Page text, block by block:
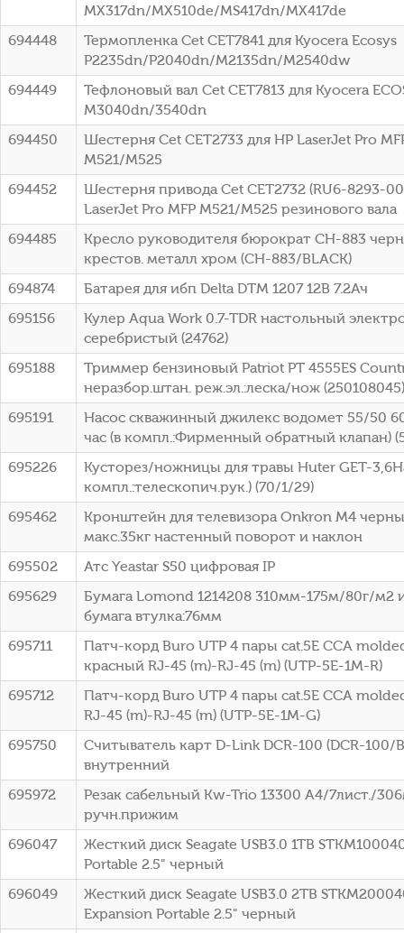
MX317dn/MX510de/MS417dn/MX417de
694448
Термопленка Cet CET7841 для Kyocera Ecosys
P2235dn/P2040dn/M2135dn/M2540dw
694449
Тефлоновый вал Cet CET7813 для Kyocera
M3040dn/3540dn
694450
Шестерня Cet CET2733 для HP LaserJet Pro
M521/M525
694452
Шестерня привода Cet CET2732 (RU6-8293-
LaserJet Pro MFP M521/M525 резинового вала
694485
Кресло руководителя бюрократ CH-883
крестов. металл хром (CH-883/BLACK)
694874
Батарея для ибп Delta DTM 1207 12В 7.2Ач
695156
Кулер Aqua Work 0.7-TDR настольный
серебристый (24762)
695188
Триммер бензиновый Patriot PT 4555ES
неразбор.штан. реж.эл.:леска/нож (250108045)
695191
Насос скважинный джилекс водомет 55/50
час (в компл.:Фирменный обратный клапан)
695226
Кусторез/ножницы для травы Huter GET-
компл.:телескопич.рук.) (70/1/29)
695462
Кронштейн для телевизора Onkron M4
макс.35кг настенный поворот и наклон
695502
Атс Yeastar S50 цифровая IP
695629
Бумага Lomond 1214208 310мм-175м/80г/м2
бумага втулка:76мм
695711
Патч-корд Buro UTP 4 пары cat.5E CCA
красный RJ-45 (m)-RJ-45 (m) (UTP-5E-1M-R)
695712
Патч-корд Buro UTP 4 пары cat.5E CCA
RJ-45 (m)-RJ-45 (m) (UTP-5E-1M-G)
695750
Считыватель карт D-Link DCR-100 (DCR-100/
внутренний
695972
Резак сабельный Kw-Trio 13300 A4/7лист./
ручн.прижим
696047
Жесткий диск Seagate USB3.0 1TB
Portable 2.5" черный
696049
Жесткий диск Seagate USB3.0 2TB
Expansion Portable 2.5" черный